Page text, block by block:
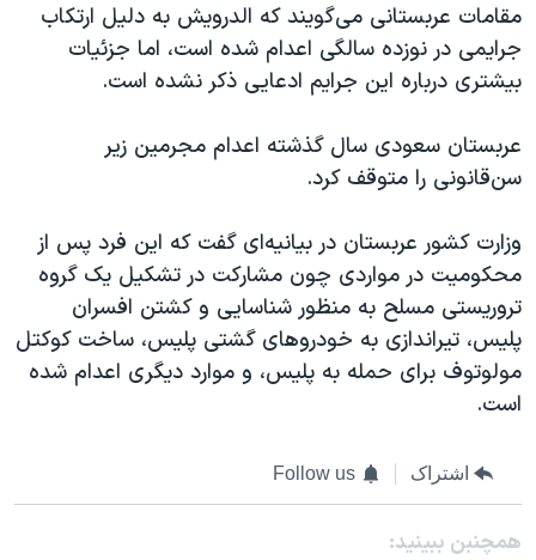
مقامات عربستانی می‌گویند که الدرویش به دلیل ارتکاب
جرایمی در نوزده سالگی اعدام‌ شده است، اما جزئیات
بیشتری درباره این جرایم ادعایی ذکر نشده است.
عربستان سعود‌ی سال گذشته اعدام مجرمین زیر
سن‌قانونی را متوقف کرد.
وزارت کشور عربستان در بیانیه‌ای گفت که این فرد پس از
محکومیت در مواردی چون مشارکت در تشکیل یک گروه
تروریستی مسلح به منظور شناسایی و کشتن افسران
پلیس، تیراندازی به خودروهای گشتی پلیس، ساخت کوکتل
مولوتوف برای حمله به پلیس، و موارد دیگری اعدام شده
است.
اشتراک Follow us
همچنبن ببینید: